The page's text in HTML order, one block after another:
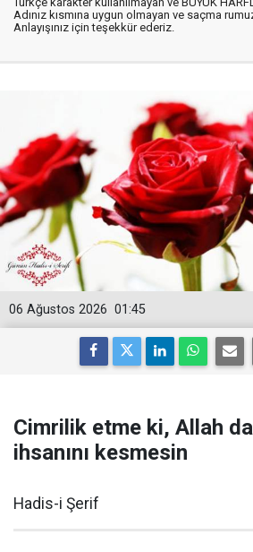
Adınız kısmına uygun olmayan ve saçma
Anlayışınız için teşekkür ederiz.
01:45
06 Ağustos 2026
Cimrilik etme ki, Allah
ihsanını kesmesin
Hadis-i Şerif